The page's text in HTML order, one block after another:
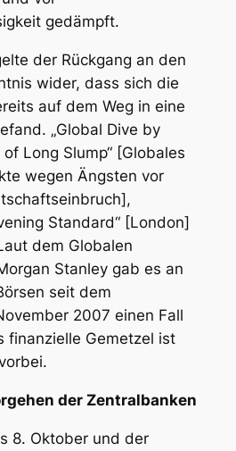
gedämpft.
der Rückgang an den
wider, dass sich die
auf dem Weg in eine
„Global Dive by
Long Slump“ [Globales
wegen Ängsten vor
Standard“ [London]
dem Globalen
Stanley gab es an
seit dem
2007 einen Fall
finanzielle Gemetzel ist
der Zentralbanken
8. Oktober und der